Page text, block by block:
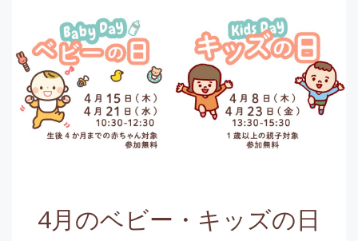
4月のベビー・キッズの日